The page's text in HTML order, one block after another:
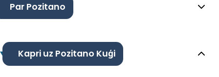
Par Pozitano
Kapri uz Pozitano Kuģi